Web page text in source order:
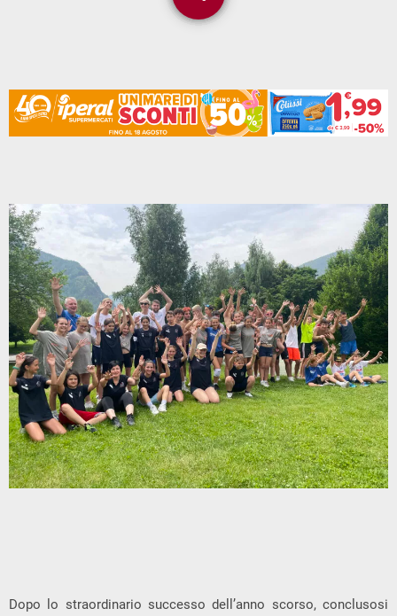
Dopo lo straordinario successo dell’anno scorso, conclusosi